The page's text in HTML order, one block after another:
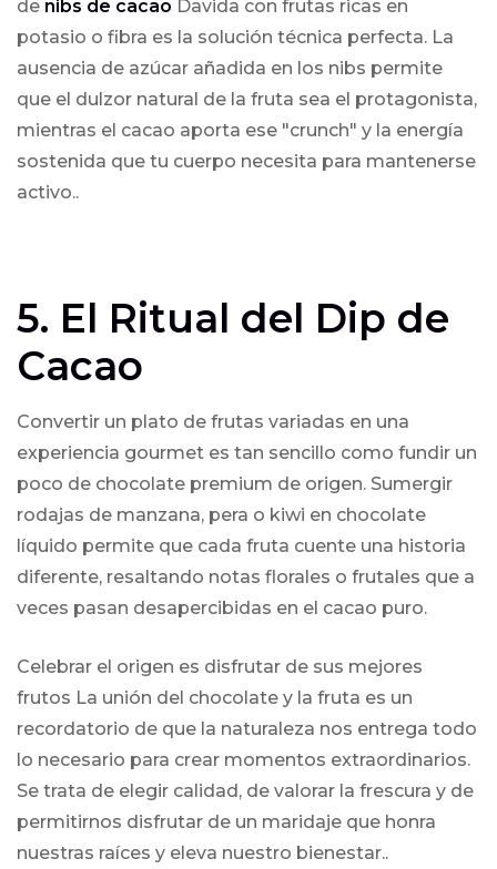
de nibs de cacao Davida con frutas ricas en
potasio o fibra es la solución técnica perfecta. La
ausencia de azúcar añadida en los nibs permite
que el dulzor natural de la fruta sea el protagonista,
mientras el cacao aporta ese "crunch" y la energía
sostenida que tu cuerpo necesita para mantenerse
activo..
5. El Ritual del Dip de
Cacao
Convertir un plato de frutas variadas en una
experiencia gourmet es tan sencillo como fundir un
poco de chocolate premium de origen. Sumergir
rodajas de manzana, pera o kiwi en chocolate
líquido permite que cada fruta cuente una historia
diferente, resaltando notas florales o frutales que a
veces pasan desapercibidas en el cacao puro.
Celebrar el origen es disfrutar de sus mejores
frutos La unión del chocolate y la fruta es un
recordatorio de que la naturaleza nos entrega todo
lo necesario para crear momentos extraordinarios.
Se trata de elegir calidad, de valorar la frescura y de
permitirnos disfrutar de un maridaje que honra
nuestras raíces y eleva nuestro bienestar..